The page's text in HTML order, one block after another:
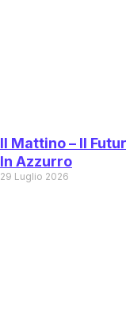
Il Mattino – Il
In Azzurro
29 Luglio 2026